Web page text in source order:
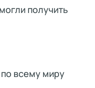
получить
всему миру